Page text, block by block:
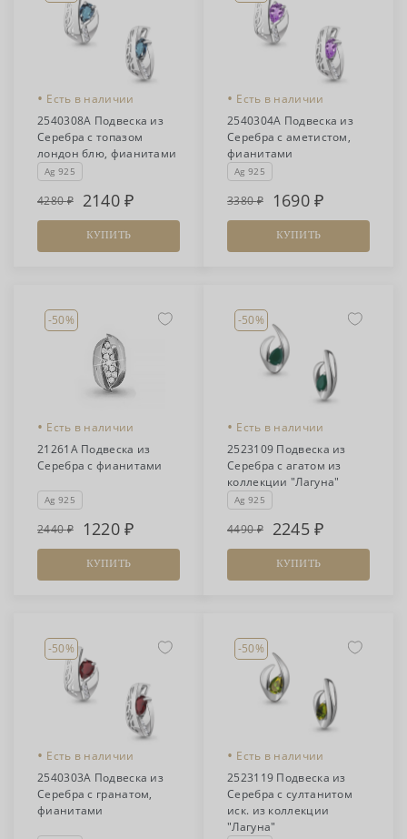
• Есть в наличии
2540308А Подвеска из
Серебра с топазом
лондон блю, фианитами
Ag 925
4280 2140
КУПИТЬ
• Есть в наличии
2540304А Подвеска из
Серебра с аметистом,
фианитами
Ag 925
3380 1690
КУПИТЬ
-50%
• Есть в наличии
21261А Подвеска из
Серебра с фианитами
Ag 925
2440 1220
КУПИТЬ
-50%
• Есть в наличии
2523109 Подвеска из
Серебра с агатом из
коллекции "Лагуна"
Ag 925
4490 2245
КУПИТЬ
-50%
• Есть в наличии
2540303А Подвеска из
Серебра с гранатом,
фианитами
-50%
• Есть в наличии
2523119 Подвеска из
Серебра с султанитом
иск. из коллекции
"Лагуна"